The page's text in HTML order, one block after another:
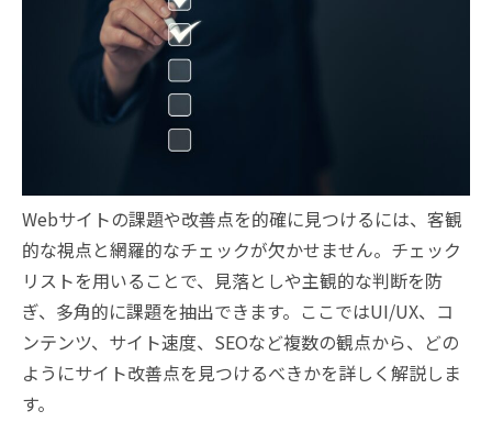
Webサイトの課題や改善点を的確に見つけるには、客観
的な視点と網羅的なチェックが欠かせません。チェック
リストを用いることで、見落としや主観的な判断を防
ぎ、多角的に課題を抽出できます。ここではUI/UX、コ
ンテンツ、サイト速度、SEOなど複数の観点から、どの
ようにサイト改善点を見つけるべきかを詳しく解説しま
す。